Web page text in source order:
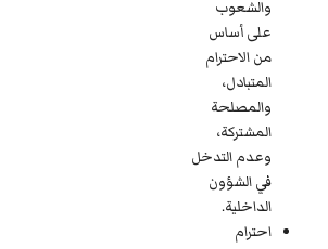
والشعوب
على أساس
من الاحترام
المتبادل،
والمصلحة
المشتركة،
وعدم التدخل
في الشؤون
الداخلية.
احترام